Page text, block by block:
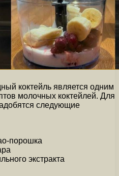
коктейль является одним
молочных коктейлей. Для
следующие
порошка
экстракта